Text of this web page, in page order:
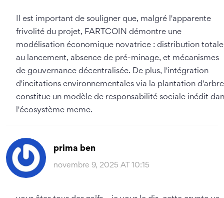
Il est important de souligner que, malgré l'apparente
frivolité du projet, FARTCOIN démontre une
modélisation économique novatrice : distribution totale
au lancement, absence de pré-minage, et mécanismes
de gouvernance décentralisée. De plus, l'intégration
d'incitations environnementales via la plantation
constitue un modèle de responsabilité sociale inédit
l'écosystème meme.
prima ben
novembre 9, 2025 AT 10:15